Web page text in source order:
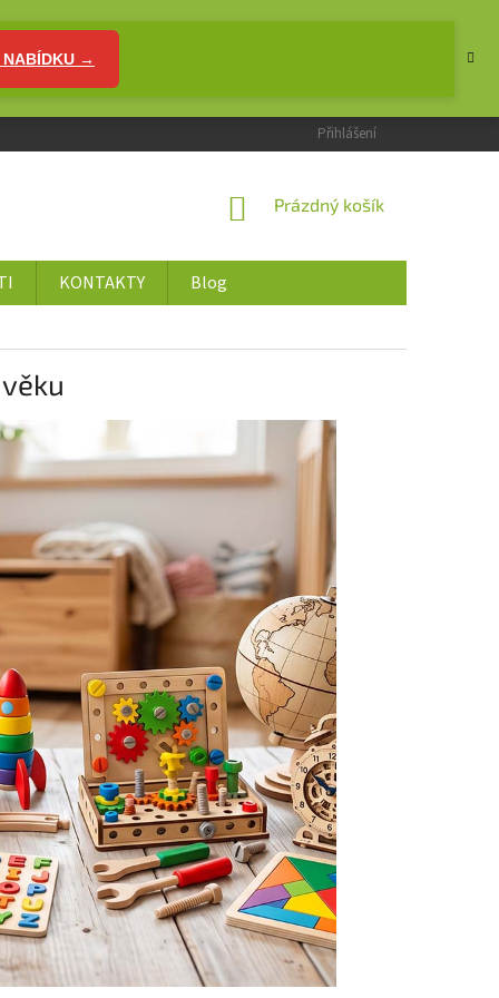
→
Přihlášení
NÁKUPNÍ
Prázdný košík
KONTAKTY Blog